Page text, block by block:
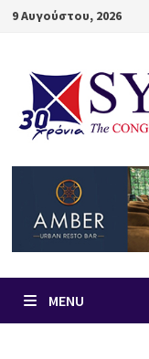
Skip9 Αυγούστου, 2026
MENU